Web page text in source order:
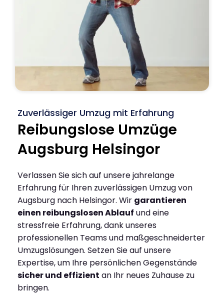
Zuverlässiger Umzug mit Erfahrung
Reibungslose Umzüge
Augsburg Helsingor
Verlassen Sie sich auf unsere jahrelange
Erfahrung für Ihren zuverlässigen Umzug von
Augsburg nach Helsingor. Wir garantieren
einen reibungslosen Ablauf und eine
stressfreie Erfahrung, dank unseres
professionellen Teams und maßgeschneiderter
Umzugslösungen. Setzen Sie auf unsere
Expertise, um Ihre persönlichen Gegenstände
sicher und effizient an Ihr neues Zuhause zu
bringen.